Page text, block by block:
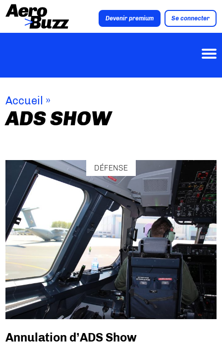
Devenir premium Se connecter
Accueil »
ADS SHOW
DÉFENSE
Annulation d’ADS Show